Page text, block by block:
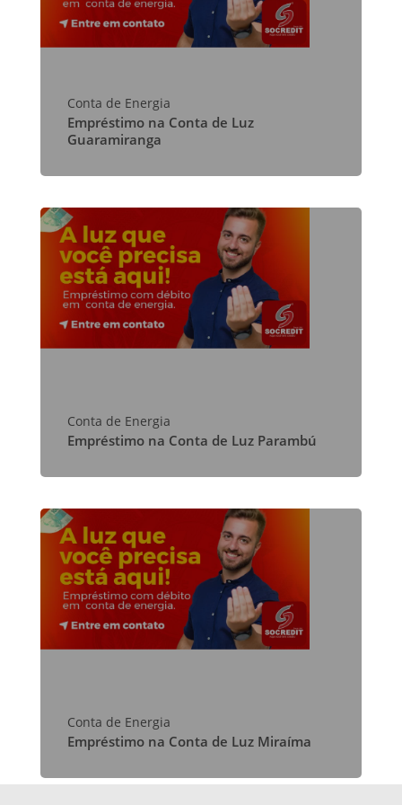
Conta de Energia
Empréstimo na Conta de Luz
Guaramiranga
Conta de Energia
Empréstimo na Conta de Luz Parambú
Conta de Energia
Empréstimo na Conta de Luz Miraíma